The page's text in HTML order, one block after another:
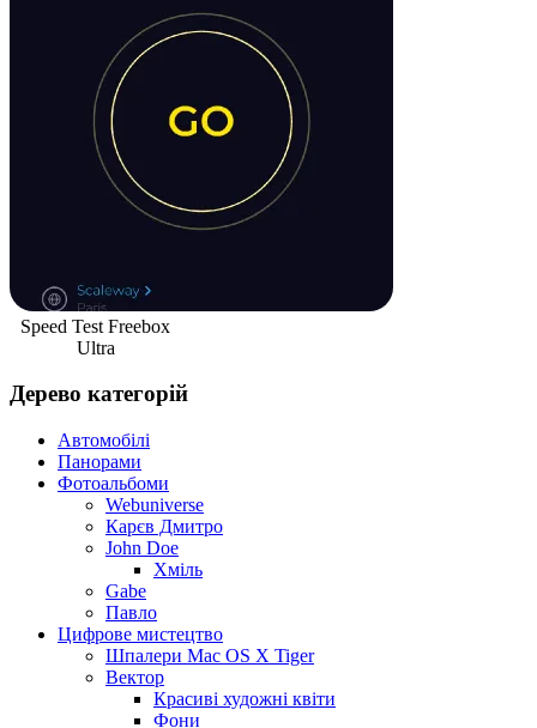
Speed Test Freebox
Ultra
Дерево категорій
Автомобілі
Панорами
Фотоальбоми
Webuniverse
Карєв Дмитро
John Doe
Хміль
Gabe
Павло
Цифрове мистецтво
Шпалери Mac OS X Tiger
Вектор
Красиві художні квіти
Фони